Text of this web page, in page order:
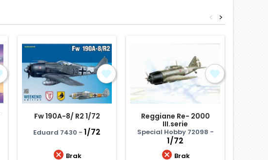
>
<
Fw 190A-8/ R2 1/72
Eduard 7430 - 1/72
 Brak
Reggiane Re- 2000
III.serie
Special Hobby 72098 -
1/72
 Brak